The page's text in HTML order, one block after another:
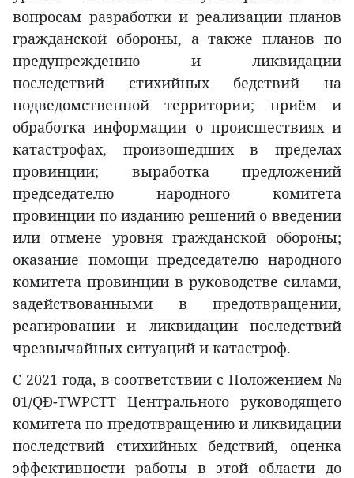
вопросам разработки и реализации планов
гражданской обороны, а также планов по
предупреждению и ликвидации
последствий стихийных бедствий на
подведомственной территории; приём и
обработка информации о происшествиях и
катастрофах, произошедших в пределах
провинции; выработка предложений
председателю народного комитета
провинции по изданию решений о введении
или отмене уровня гражданской обороны;
оказание помощи председателю народного
комитета провинции в руководстве силами,
задействованными в предотвращении,
реагировании и ликвидации последствий
чрезвычайных ситуаций и катастроф.
С 2021 года, в соответствии с Положением №
01/QĐ-TWPCTT Центрального руководящего
комитета по предотвращению и ликвидации
последствий стихийных бедствий, оценка
эффективности работы в этой области до